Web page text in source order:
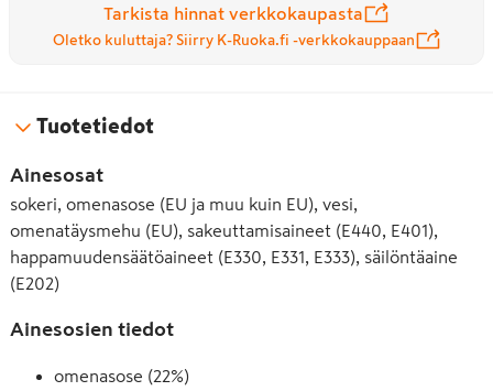
Tarkista hinnat verkkokaupasta
Oletko kuluttaja? Siirry K-Ruoka.fi -verkkokauppaan
Tuotetiedot
Ainesosat
sokeri, omenasose (EU ja muu kuin EU), vesi,
omenatäysmehu (EU), sakeuttamisaineet (E440, E401),
happamuudensäätöaineet (E330, E331, E333), säilöntäaine
(E202)
Ainesosien tiedot
omenasose (22%)